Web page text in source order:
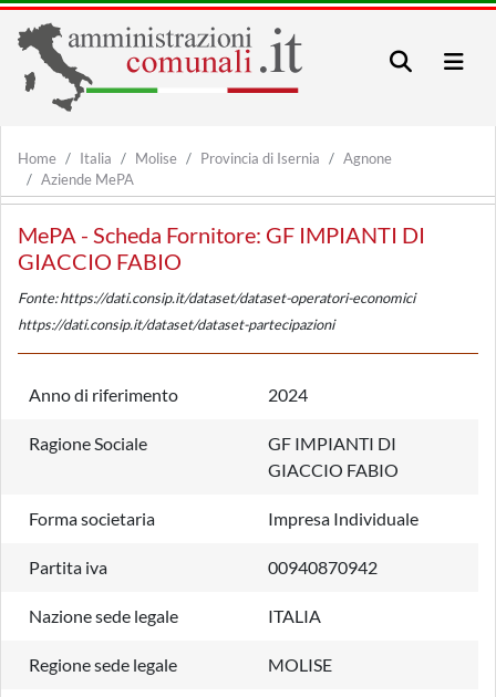
Home Italia Molise Provincia di Isernia
Agnone
Aziende MePA
MePA - Scheda Fornitore: GF IMPIANTI DI
GIACCIO FABIO
Fonte: https://dati.consip.it/dataset/dataset-operatori-economici
https://dati.consip.it/dataset/dataset-partecipazioni
Anno di riferimento 2024
Ragione Sociale
GF IMPIANTI DI
GIACCIO FABIO
Forma societaria Impresa Individuale
Partita iva 00940870942
Nazione sede legale ITALIA
Regione sede legale MOLISE